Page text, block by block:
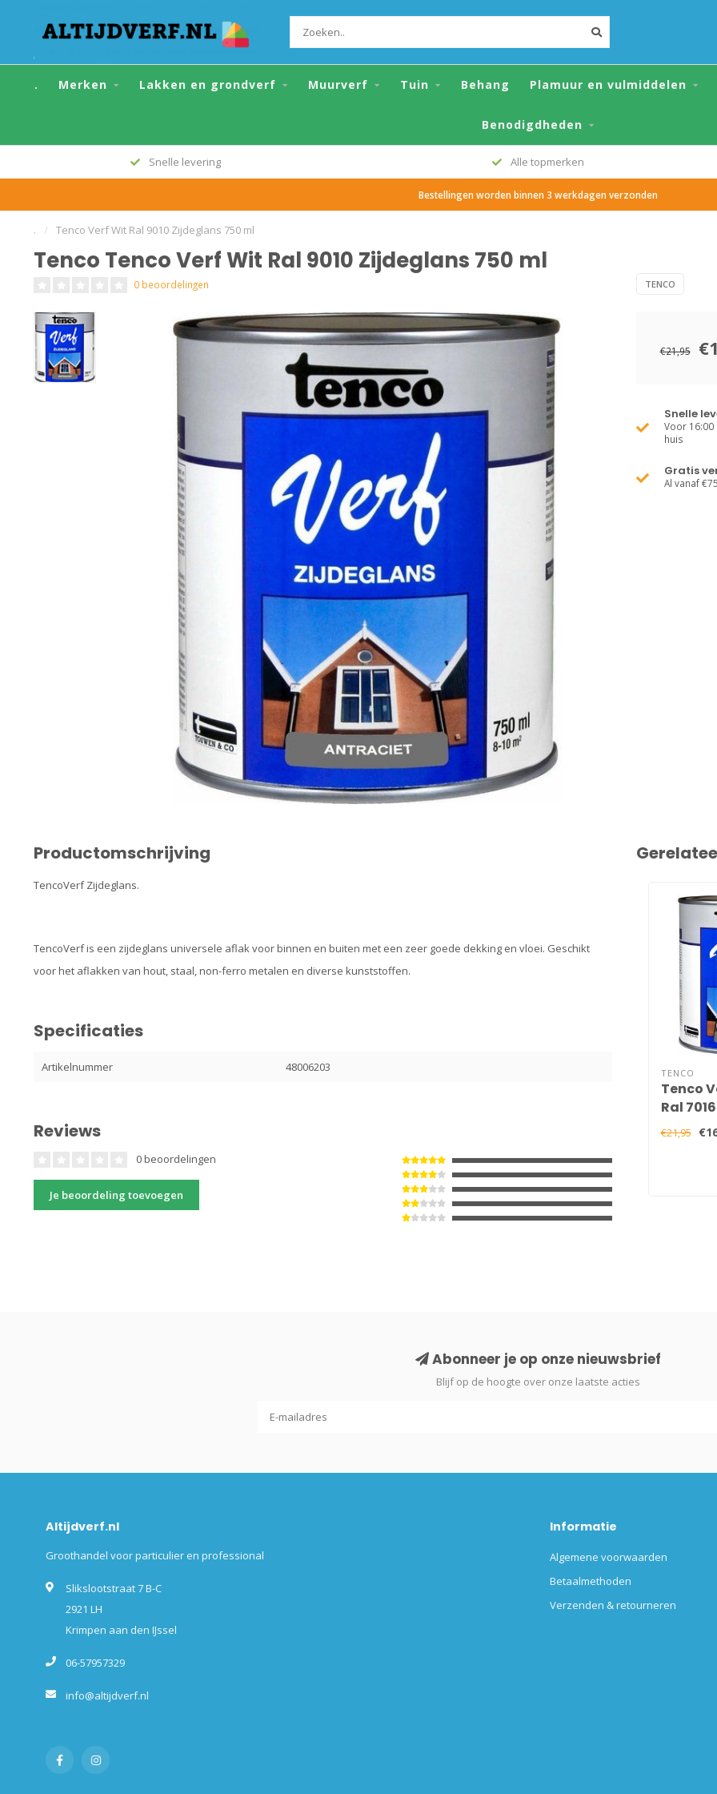
. Merken Lakken en grondverf Muurverf Tuin Behang Plamuur en vulmiddelen
Benodigdheden
Snelle levering Alle topmerken
Bestellingen worden binnen 3 werkdagen verzonden
. / Tenco Verf Wit Ral 9010 Zijdeglans 750 ml
Tenco Tenco Verf Wit Ral 9010 Zijdeglans 750 ml
Tenco Tenco Verf Wit Ral 9010 Zijdeglans 750 ml
0 beoordelingen TENCO
€21,95
Snelle
Voor
huis
Gratis
Al vanaf €75
Productomschrijving
TencoVerf Zijdeglans.
TencoVerf is een zijdeglans universele aflak voor binnen en buiten met een zeer goede dekking en vloei. Geschikt
voor het aflakken van hout, staal, non-ferro metalen en diverse kunststoffen.
Specificaties
Artikelnummer 48006203
Reviews
0 beoordelingen
Je beoordeling toevoegen
TENCO
Tenco
Ral
ml
€21,95
Abonneer je op onze nieuwsbrief
Blijf op de hoogte over onze laatste acties
Altijdverf.nl
Groothandel voor particulier en professional
Slikslootstraat 7 B-C
2921 LH
Krimpen aan den IJssel
06-57957329
info@altijdverf.nl
Informatie
Algemene voorwaarden
Betaalmethoden
Verzenden & retourneren